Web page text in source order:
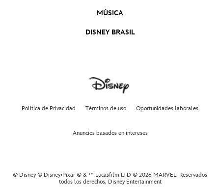
MÚSICA
DISNEY BRASIL
Política de Privacidad Términos de uso Oportunidades laborales
Anuncios basados en intereses
© Disney © Disney•Pixar © & ™ Lucasfilm LTD © 2026 MARVEL. Reservados
todos los derechos, Disney Entertainment